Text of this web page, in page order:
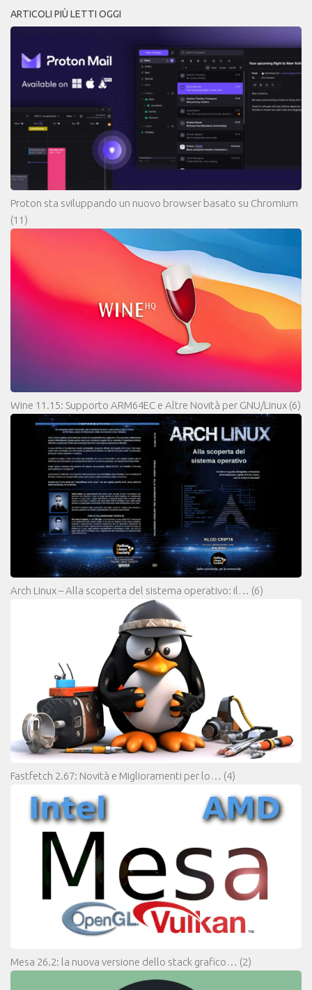
ARTICOLI PIÙ LETTI OGGI
Proton sta sviluppando un nuovo browser basato su Chromium
(11)
Wine 11.15: Supporto ARM64EC e Altre Novità per GNU/Linux (6)
Arch Linux – Alla scoperta del sistema operativo: il… (6)
Fastfetch 2.67: Novità e Miglioramenti per lo… (4)
Mesa 26.2: la nuova versione dello stack grafico… (2)